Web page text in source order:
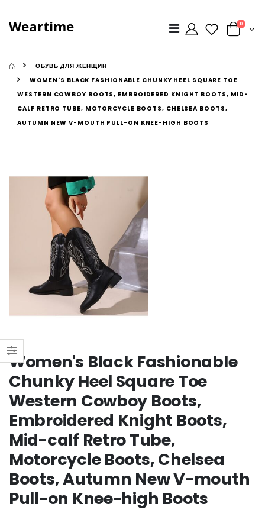
Weartime 0
ОБУВЬ ДЛЯ ЖЕНЩИН
WOMEN'S BLACK FASHIONABLE CHUNKY HEEL SQUARE TOE
WESTERN COWBOY BOOTS, EMBROIDERED KNIGHT BOOTS, MID-
CALF RETRO TUBE, MOTORCYCLE BOOTS, CHELSEA BOOTS,
AUTUMN NEW V-MOUTH PULL-ON KNEE-HIGH BOOTS
Women's Black Fashionable
Chunky Heel Square Toe
Western Cowboy Boots,
Embroidered Knight Boots,
Mid-calf Retro Tube,
Motorcycle Boots, Chelsea
Boots, Autumn New V-mouth
Pull-on Knee-high Boots